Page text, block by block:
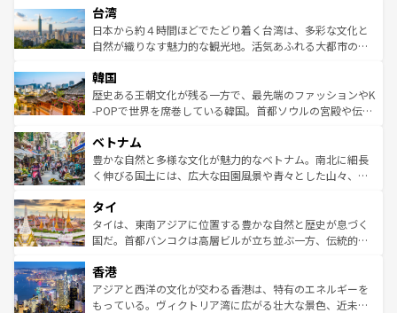
情報は
人々、おいしいローカルフードやハワイアンミュージッ
ク、伝統的なフラダンスなど、すべてがハワイの魅力を彩
っている。訪れるたびに新しい発見と感動が待っているハ
はコンテンツ一覧
リアリーフや大陸中央部にそびえるウルル（エアーズロッ
ク）、タスマニアの美しい原生林やケアンズの熱帯雨林な
ど、見どころがたくさん。また、カフェやワイン、オージ
いる。アクティビティも充実しており、サーフィンやダイ
ビング、ハイキングなど、アウトドア好きにはたまらな
い。オーストラリアの多彩な魅力を存分に味わいつくそ
参照してほしい。
台湾
日本から約４時間ほどでたどり着く台湾は、多彩な文化と
自然が織りなす魅力的な観光地。活気あふれる大都市の台
ン）、静ひつな山岳地帯である台湾東部など、都市の喧騒
と山間の静けさが共存しており、訪れる人に新しい発見と
驚きをもたらしてくれる。また、奥深い台湾の食文化も魅
容にもいいと評判のスイーツなど、バラエティ豊かな料理
が味わえる。 なお、新着の台湾情報は コンテンツ一覧を参
照してほしい。
韓国
歴史ある王朝文化が残る一方で、最先端のファッションやK
-POPで世界を席巻している韓国。首都ソウルの宮殿や伝統
き、地方に足を延ばせば四季折々の自然美を楽しむことが
できる。そして、キムチや焼肉、絶品のストリートフード
まで、さまざまな韓国料理が待っている。夜には、韓国な
リティに包まれながら、韓国の多彩な魅力を心ゆくまで味
わってみてほしい。 なお、新着の韓国情報はコンテンツ一
覧を参照してほしい。
ベトナム
豊かな自然と多様な文化が魅力的なベトナム。南北に細長
く伸びる国土には、広大な田園風景や青々とした山々、世
急速な発展と共に伝統が息づく。ハノイの古い町並みやホ
ーチミン市のフランス統治時代の建物も、独特の雰囲気を
醸し出している。また、バラエティの豊かさとおいしさで
とつ。フォーやバインミー、ベトナムコーヒーなどは、ぜ
ひ現地で味わいたい。どの地域を訪れてもあたたかい人々
が旅行者を迎えてくれるので、きっと忘れられない旅にな
タイ
タイは、東南アジアに位置する豊かな自然と歴史が息づく
国だ。首都バンコクは高層ビルが立ち並ぶ一方、伝統的な
の活気が交差している。北部ではチェンマイなどの山岳地
帯で自然と触れ合い、南部ではプーケットやクラビの美し
いビーチでリゾート気分を楽しむことができる。タイ料理
香港
アジアと西洋の文化が交わる香港は、特有のエネルギーを
もっている。ヴィクトリア湾に広がる壮大な景色、近未来